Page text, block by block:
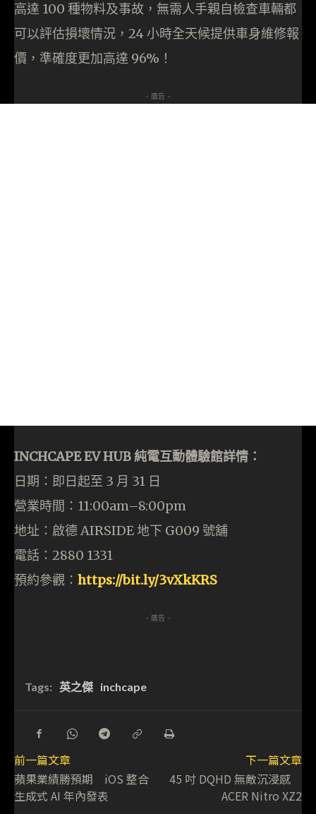
高達 100 種物料及事故，無需人手親自檢查車輛都
可以評估損壞情況，24 小時全天候提供車身維修報
價，準確度更加高達 96%！
- 廣告 -
INCHCAPE EV HUB 純電互動體驗館詳情：
日期：即日起至 3 月 31 日
營業時間：11:00am–8:00pm
地址：啟德 AIRSIDE 地下 G009 號舖
電話：2880 1331
預約參觀： https://bit.ly/3vXkKRS
- 廣告 -
Tags: 英之傑 inchcape
前一篇文章
蘋果業績勝預期 iOS 整合
生成式 AI 年內發表
下一篇文章
45 吋 DQHD 無敵沉浸感
ACER Nitro XZ2